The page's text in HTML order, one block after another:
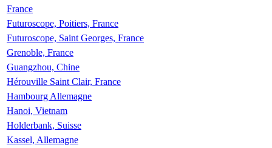
France
Futuroscope, Poitiers, France
Futuroscope, Saint Georges, France
Grenoble, France
Guangzhou, Chine
Hérouville Saint Clair, France
Hambourg Allemagne
Hanoi, Vietnam
Holderbank, Suisse
Kassel, Allemagne